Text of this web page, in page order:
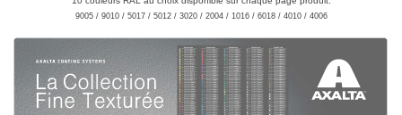
9005 / 9010 / 5017 / 5012 / 3020 / 2004 / 1016 / 6018 / 4010 / 4006